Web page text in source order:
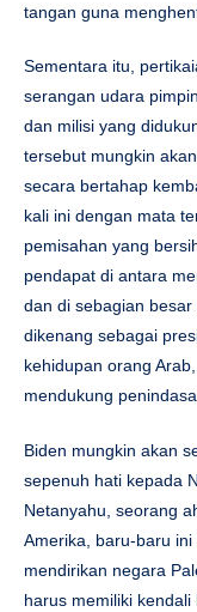
tangan guna
Sementara itu,
serangan udara
dan milisi yang
tersebut mungkin
secara bertahap
kali ini dengan mata
pemisahan yang
pendapat di antara
dan di sebagian
dikenang sebagai
kehidupan orang
mendukung
Biden mungkin akan
sepenuh hati kepada
Netanyahu, seorang
Amerika, baru-baru
mendirikan negara
harus memiliki